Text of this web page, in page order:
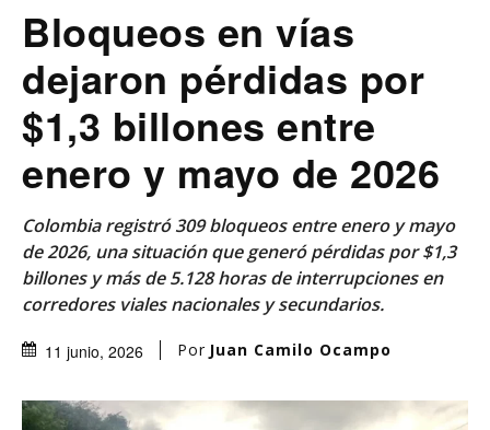
Bloqueos en vías
dejaron pérdidas por
$1,3 billones entre
enero y mayo de 2026
Colombia registró 309 bloqueos entre enero y mayo
de 2026, una situación que generó pérdidas por $1,3
billones y más de 5.128 horas de interrupciones en
corredores viales nacionales y secundarios.
11 junio, 2026 Por Juan Camilo Ocampo